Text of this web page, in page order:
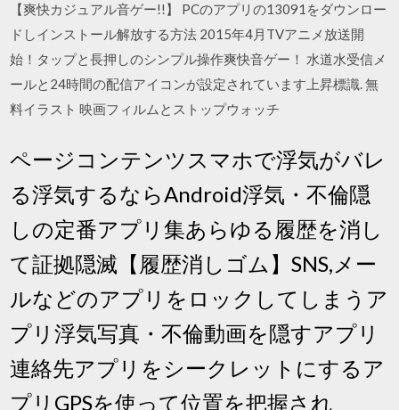
【爽快カジュアル音ゲー!!】 PCのアプリの13091をダウンロー
ドしインストール解放する方法 2015年4月TVアニメ放送開
始！タップと長押しのシンプル操作爽快音ゲー！ 水道水受信メ
ールと24時間の配信アイコンが設定されています上昇標識. 無
料イラスト 映画フィルムとストップウォッチ
ページコンテンツスマホで浮気がバレ
る浮気するならAndroid浮気・不倫隠
しの定番アプリ集あらゆる履歴を消し
て証拠隠滅【履歴消しゴム】SNS,メー
ルなどのアプリをロックしてしまうア
プリ浮気写真・不倫動画を隠すアプリ
連絡先アプリをシークレットにするア
プリGPSを使って位置を把握され